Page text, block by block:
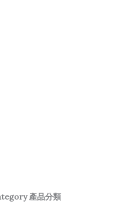
產品分類